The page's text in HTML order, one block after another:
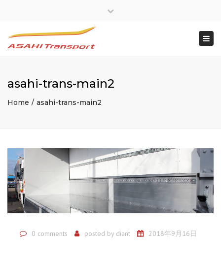
asahi-trans-main2
Home asahi-trans-main2
0 comments posted by diant 2018年9月16日